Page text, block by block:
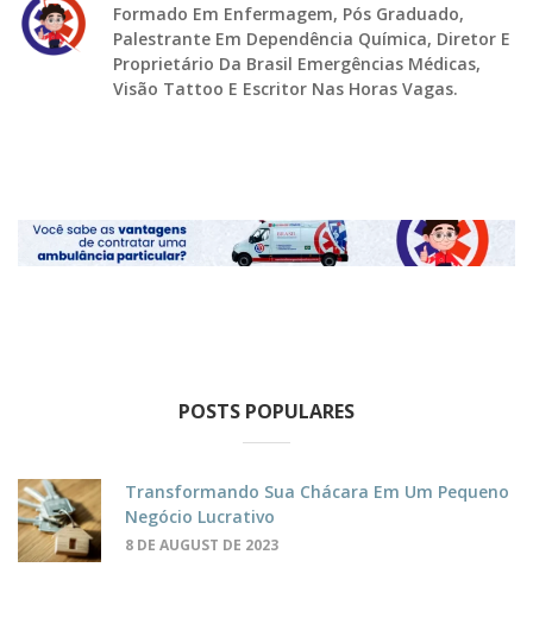
Formado Em Enfermagem, Pós Graduado,
Palestrante Em Dependência Química, Diretor E
Proprietário Da Brasil Emergências Médicas,
Visão Tattoo E Escritor Nas Horas Vagas.
POSTS POPULARES
Transformando Sua Chácara Em Um Pequeno
Negócio Lucrativo
8 DE AUGUST DE 2023